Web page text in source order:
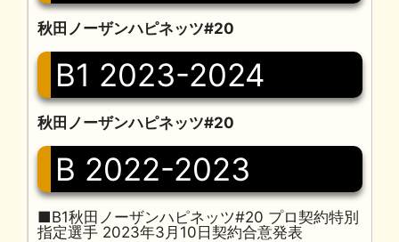
秋田ノーザンハピネッツ#20
B1 2023-2024
秋田ノーザンハピネッツ#20
B 2022-2023
■B1秋田ノーザンハピネッツ#20 プロ契約特別
指定選手 2023年3月10日契約合意発表